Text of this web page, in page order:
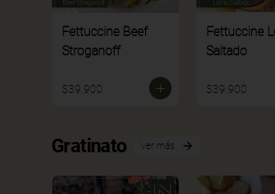
Fettuccine Beef
Stroganoff
$39.900
Fettuccine
Saltado
$39.900
Gratinato Ver más